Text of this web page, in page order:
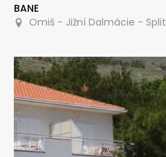
BANE
Omiš - Jižní Dalmácie - Split